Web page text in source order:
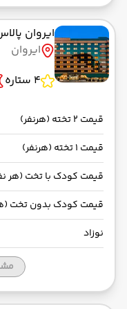
ایروان
ایروان
4 ستاره
قیمت 2 تخته (هرنفر)
قیمت 1 تخته (هرنفر)
قیمت کودک با تخت (هر
قیمت کودک بدون تخت
نوزاد